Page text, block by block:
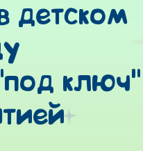
детском
ключ"